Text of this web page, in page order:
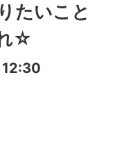
たいこと
☆